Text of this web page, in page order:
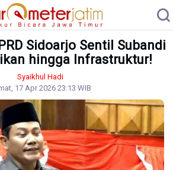
Sidoarjo Sentil Subandi
hingga Infrastruktur!
Syaikhul Hadi
17 Apr 2026 23:13 WIB